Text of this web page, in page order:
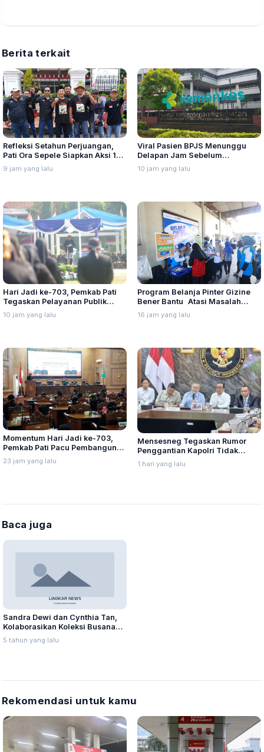
Berita terkait
Refleksi Setahun Perjuangan,
Pati Ora Sepele Siapkan Aksi 10–
13 Agustus
9 jam yang lalu
Viral Pasien BPJS Menunggu
Delapan Jam Sebelum
Meninggal, Ini Penjelasan
Kemenkes
10 jam yang lalu
Hari Jadi ke-703, Pemkab Pati
Tegaskan Pelayanan Publik
Harus Makin Cepat dan Solutif
10 jam yang lalu
Program Belanja Pinter Gizine
Bener Bantu Atasi Masalah
Stunting di Kudus
16 jam yang lalu
Momentum Hari Jadi ke-703,
Pemkab Pati Pacu Pembangunan
Daerah
23 jam yang lalu
Mensesneg Tegaskan Rumor
Penggantian Kapolri Tidak
Benar
1 hari yang lalu
Baca juga
Sandra Dewi dan Cynthia Tan,
Kolaborasikan Koleksi Busana
Terbaru
5 tahun yang lalu
Rekomendasi untuk kamu